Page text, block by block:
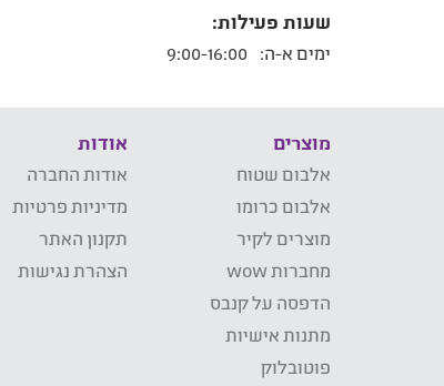
שעות פעילות:
ימים א-ה:
מוצרים
אלבום שטוח
אלבום כרומו
מוצרים לקיר
מחברות wow
הדפסה על קנבס
מתנות אישיות
פוטובלוק
אודות
אודות החברה
מדיניות פרטיות
תקנון האתר
הצהרת נגישות